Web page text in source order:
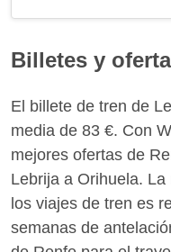
Billetes y
El billete de tren de
media de 83 €. Con
mejores ofertas de
Lebrija a Orihuela.
los viajes de tren es
semanas de